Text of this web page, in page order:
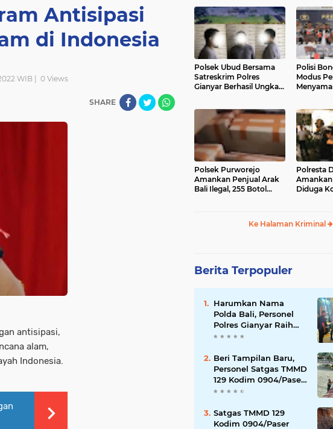
Antisipasi
di Indonesia
WIB | 0 Views
SHARE
antisipasi,
alam,
Indonesia.
Polsek Ubud Bersama
Satreskrim Polres
Gianyar Berhasil Ungkap
Polisi
Modus
Polsek Purworejo
Amankan Penjual Arak
Bali Ilegal, 255 Botol
Polresta
Diduga
Ke Halaman Kriminal
Berita Terpopuler
Harumkan Nama
Polda Bali, Personel
Polres Gianyar Raih
Penghargaan
Beri Tampilan Baru,
Personel Satgas TMMD
129 Kodim 0904/Paser
Cat Atap Rumah
Satgas TMMD 129
Kodim 0904/Paser